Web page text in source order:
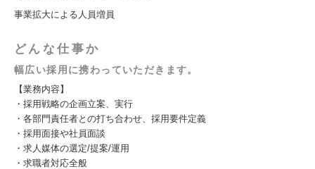
事業拡大による人員増員
どんな仕事か
幅広い採用に携わっていただきます。
【業務内容】
・採用戦略の企画立案、実行
・各部門責任者との打ち合わせ、採用要件定義
・採用面接や社員面談
・求人媒体の選定/提案/運用
・求職者対応全般